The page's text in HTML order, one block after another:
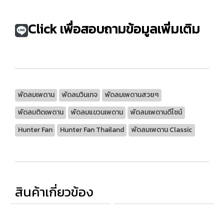
Click เพื่อสอบถามข้อมูลเพิ่มเติม
พัดลมเพดาน พัดลมวินเทจ
พัดลมเพดานสวยๆ
พัดลมติดเพดาน
พัดลมแขวนเพดาน
พัดลมเพดานดีไซน์
Hunter Fan
Hunter Fan Thailand พัดลมเพดาน Classic
สินค้าเกี่ยวข้อง